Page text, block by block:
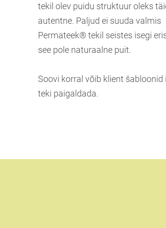
tekil olev puidu struktuur oleks
autentne. Paljud ei suuda valmis
Permateek® tekil seistes isegi
see pole naturaalne puit.
Soovi korral võib klient šabloonid
teki paigaldada.